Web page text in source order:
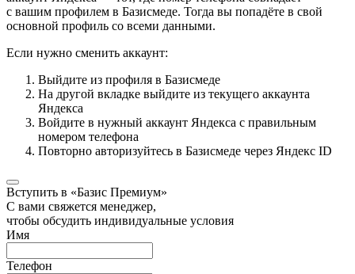
с вашим профилем в Базисмеде. Тогда вы попадёте в свой
основной профиль со всеми данными.
Если нужно сменить аккаунт:
Выйдите из профиля в Базисмеде
На другой вкладке выйдите из текущего аккаунта
Яндекса
Войдите в нужный аккаунт Яндекса с правильным
номером телефона
Повторно авторизуйтесь в Базисмеде через Яндекс ID
Вступить в «Базис Премиум»
С вами свяжется менеджер,
чтобы обсудить индивидуальные условия
Имя
Телефон